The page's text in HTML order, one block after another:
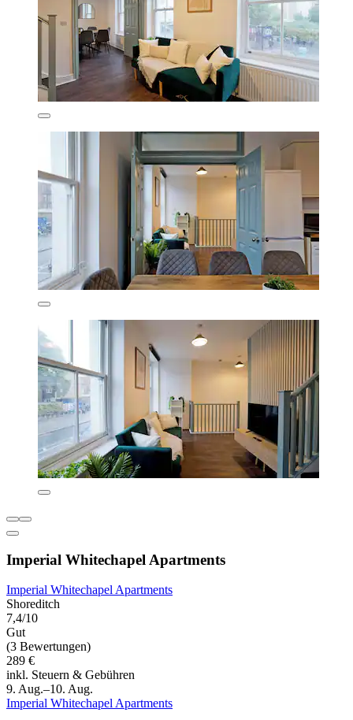
Imperial Whitechapel Apartments
Imperial Whitechapel Apartments
Shoreditch
7,4/10
Gut
(3 Bewertungen)
289 €
inkl. Steuern & Gebühren
9. Aug.–10. Aug.
Imperial Whitechapel Apartments